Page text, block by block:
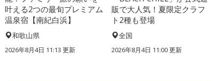
叶える2つの最旬プレミアム
温泉宿【南紀白浜】
和歌山県
2026年8月4日 11:13 更新
販で大人気！夏限定クラフ
ト2種も登場
全国
2026年8月4日 11:00更新